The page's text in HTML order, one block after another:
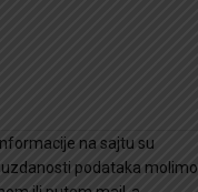
na sajtu su
podataka molimo